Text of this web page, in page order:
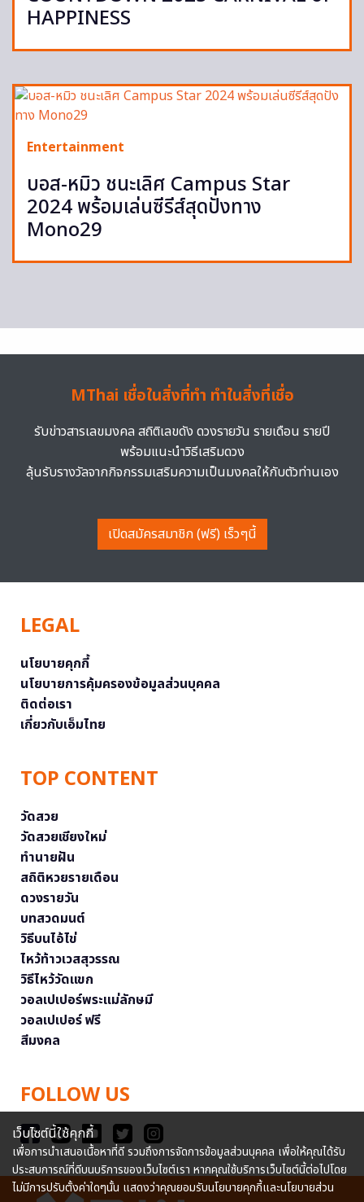
HAPPINESS
Entertainment
บอส-หมิว ชนะเลิศ Campus Star
2024 พร้อมเล่นซีรีส์สุดปังทาง
Mono29
MThai เชื่อในสิ่งที่ทำ ทำในสิ่งที่เชื่อ
รับข่าวสารเลขมงคล สถิติเลขดัง ดวงรายวัน รายเดือน รายปี
พร้อมแนะนำวิธีเสริมดวง
ลุ้นรับรางวัลจากกิจกรรมเสริมความเป็นมงคลให้กับตัวท่านเอง
เปิดสมัครสมาชิก (ฟรี) เร็วๆนี้
LEGAL
นโยบายคุกกี้
นโยบายการคุ้มครองข้อมูลส่วนบุคคล
ติดต่อเรา
เกี่ยวกับเอ็มไทย
TOP CONTENT
วัดสวย
วัดสวยเชียงใหม่
ทำนายฝัน
สถิติหวยรายเดือน
ดวงรายวัน
บทสวดมนต์
วิธีบนไอ้ไข่
ไหว้ท้าวเวสสุวรรณ
วิธีไหว้วัดแขก
วอลเปเปอร์พระแม่ลักษมี
วอลเปเปอร์ ฟรี
สีมงคล
FOLLOW US
เว็บไซต์นี้ใช้คุกกี้
เพื่อการนำเสนอเนื้อหาที่ดี รวมถึงการจัดการข้อมูลส่วนบุคคล เพื่อให้คุณได้รับ
ประสบการณ์ที่ดีบนบริการของเว็บไซต์เรา หากคุณใช้บริการเว็บไซต์นี้ต่อไปโดย
ไม่มีการปรับตั้งค่าใดๆนั้น แสดงว่าคุณยอมรับนโยบายคุกกี้และนโยบายส่วน